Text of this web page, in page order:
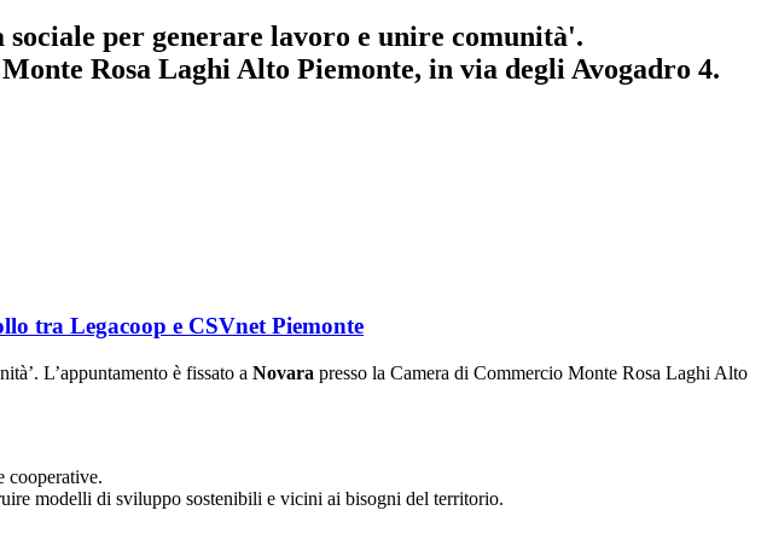
per generare lavoro e unire comunità'.
Rosa Laghi Alto Piemonte, in via degli Avogadro 4.
tra Legacoop e CSVnet Piemonte
L’appuntamento è fissato a Novara presso la Camera di Commercio Monte Rosa Laghi Alto
cooperative.
modelli di sviluppo sostenibili e vicini ai bisogni del territorio.